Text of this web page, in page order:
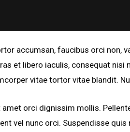
accumsan, faucibus orci non,
et libero iaculis, consequat
vitae tortor vitae blandit.
amet orci dignissim mollis.
vel nunc orci. Suspendisse